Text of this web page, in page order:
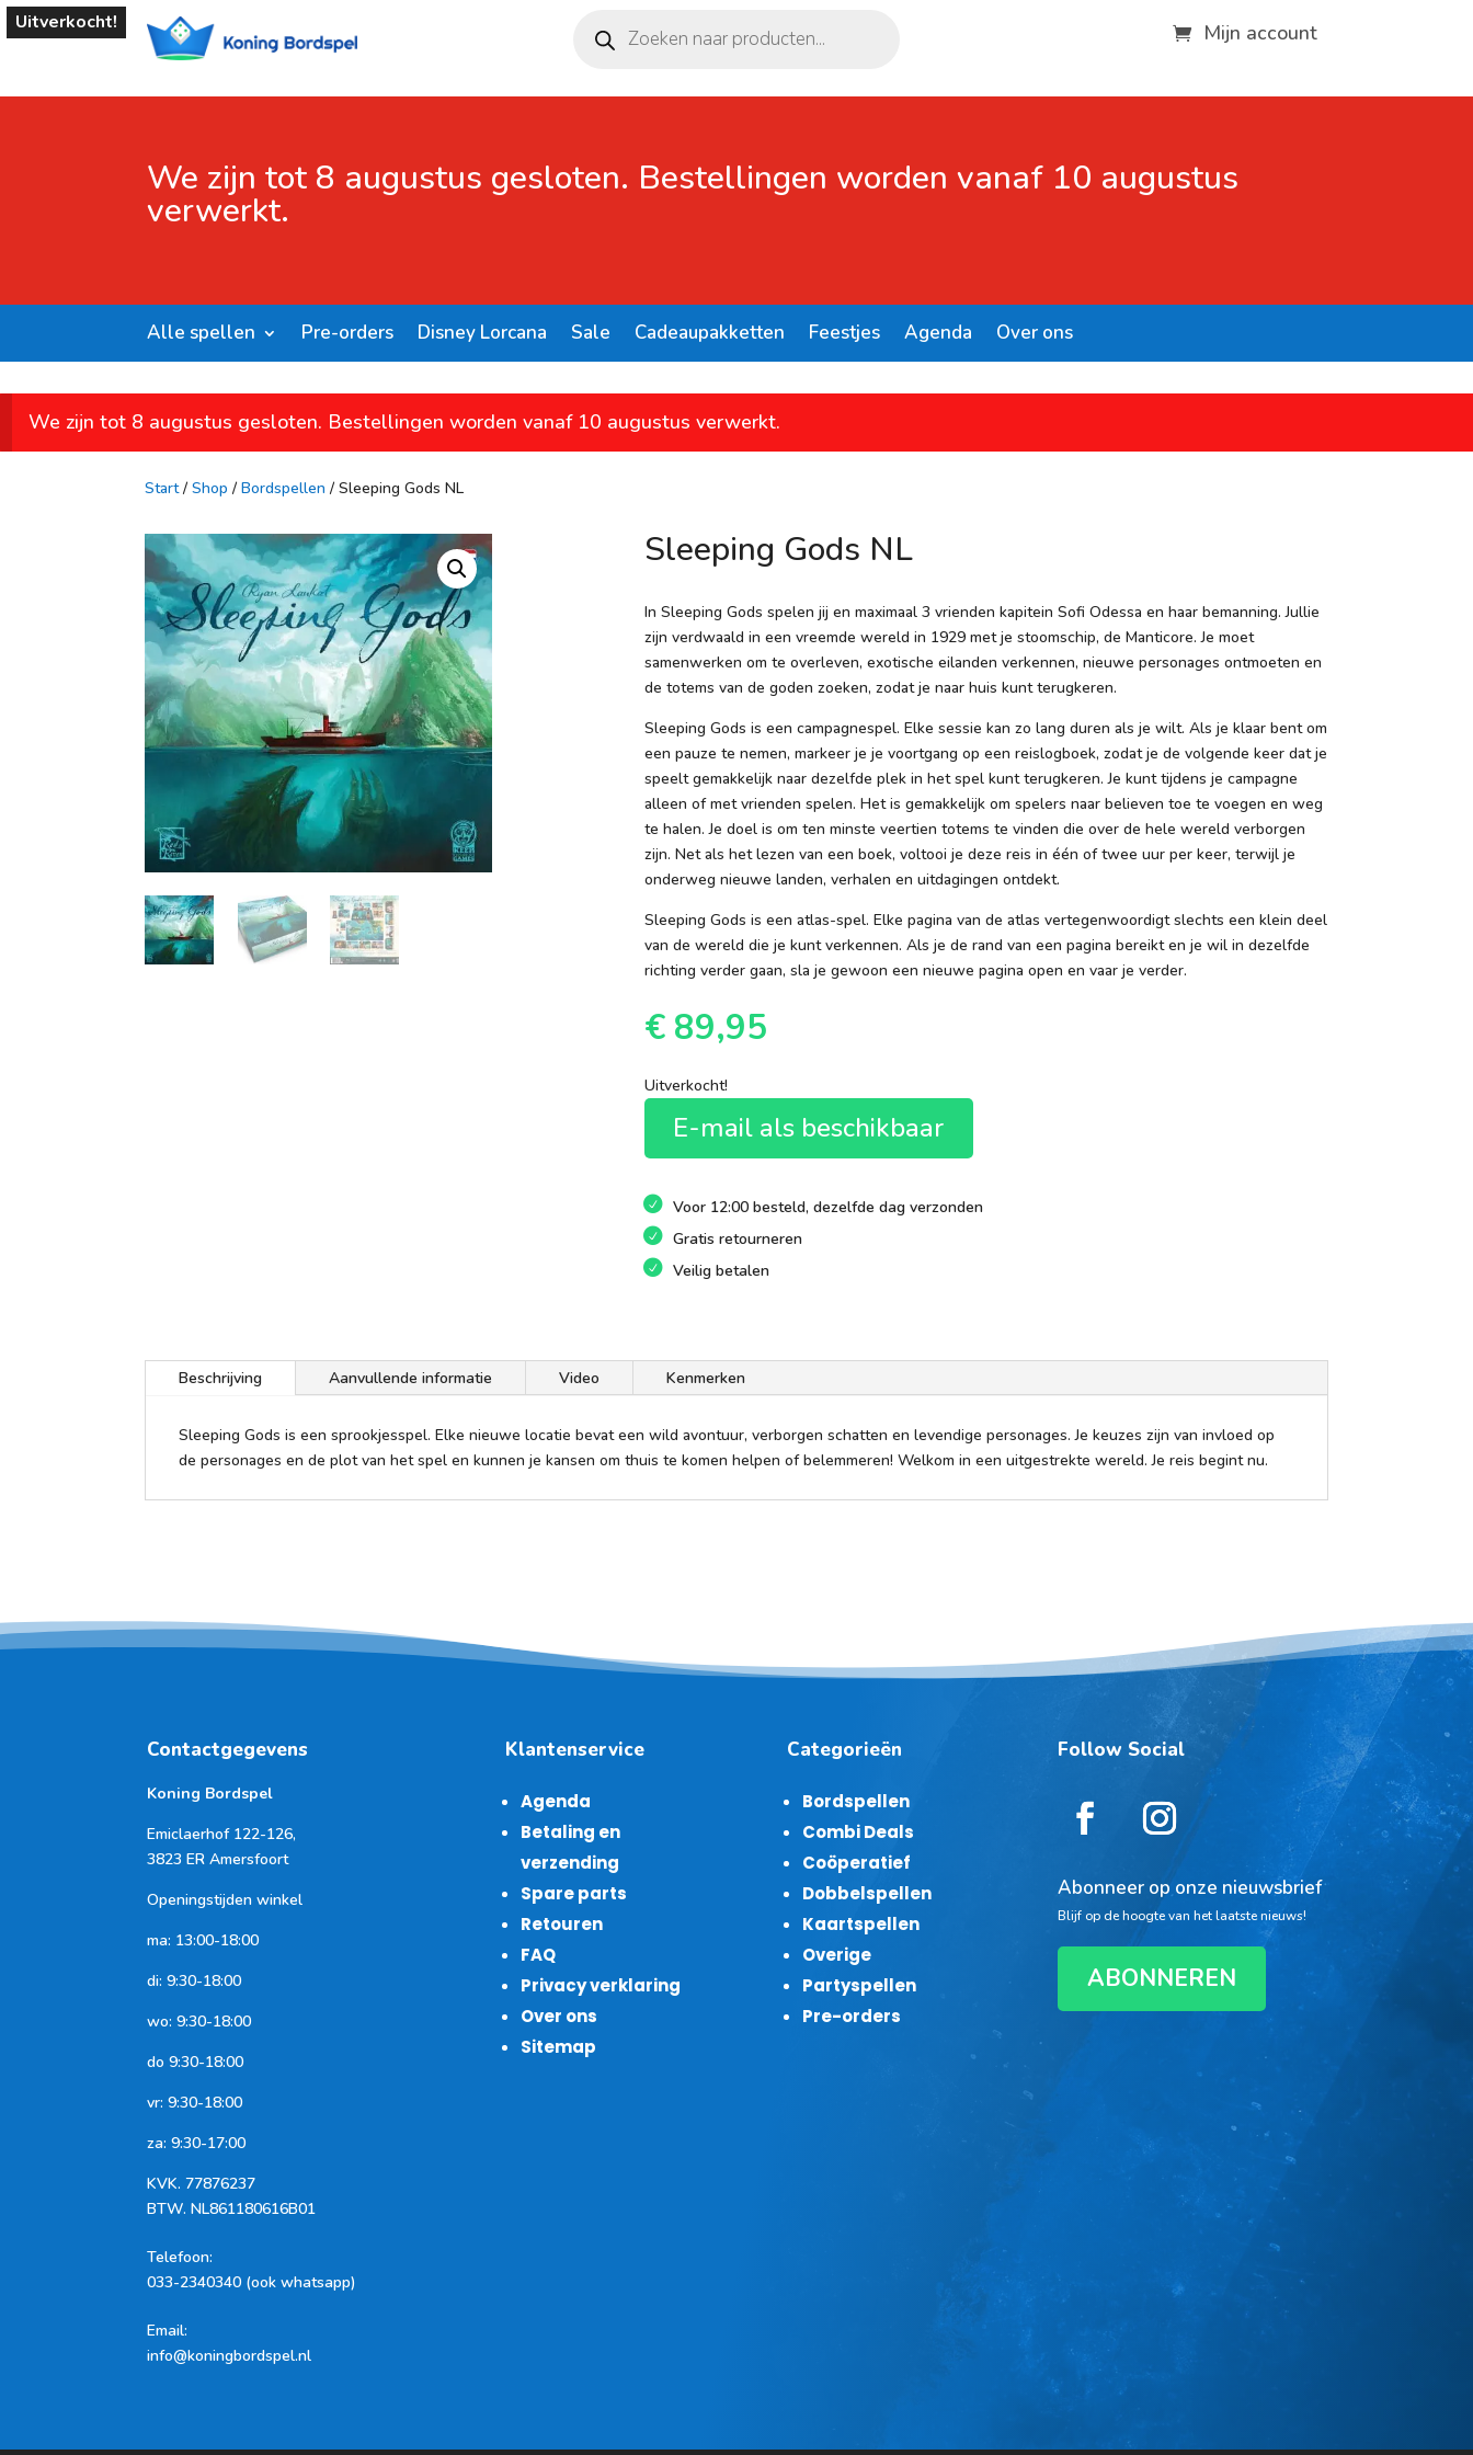
zoeken Mijn account
We zijn tot 8 augustus gesloten. Bestellingen worden vanaf 10 augustus
verwerkt.
Alle spellen Pre-orders Disney Lorcana Sale Cadeaupakketten Feestjes Agenda Over ons
We zijn tot 8 augustus gesloten. Bestellingen worden vanaf 10 augustus verwerkt.
Uitverkocht!
Start/ Shop / Bordspellen / Sleeping Gods NL
Sleeping Gods NL
In Sleeping Gods spelen jij en maximaal 3 vrienden kapitein Sofi Odessa en haar bemanning. Jullie
zijn verdwaald in een vreemde wereld in 1929 met je stoomschip, de Manticore. Je moet
samenwerken om te overleven, exotische eilanden verkennen, nieuwe personages ontmoeten en
de totems van de goden zoeken, zodat je naar huis kunt terugkeren.
Sleeping Gods is een campagnespel. Elke sessie kan zo lang duren als je wilt. Als je klaar bent om
een ​​pauze te nemen, markeer je je voortgang op een reislogboek, zodat je de volgende keer dat je
speelt gemakkelijk naar dezelfde plek in het spel kunt terugkeren. Je kunt tijdens je campagne
alleen of met vrienden spelen. Het is gemakkelijk om spelers naar believen toe te voegen en weg
te halen. Je doel is om ten minste veertien totems te vinden die over de hele wereld verborgen
zijn. Net als het lezen van een boek, voltooi je deze reis in één of twee uur per keer, terwijl je
onderweg nieuwe landen, verhalen en uitdagingen ontdekt.
Sleeping Gods is een atlas-spel. Elke pagina van de atlas vertegenwoordigt slechts een klein deel
van de wereld die je kunt verkennen. Als je de rand van een pagina bereikt en je wil in dezelfde
richting verder gaan, sla je gewoon een nieuwe pagina open en vaar je verder.
€89,95
Uitverkocht!
E-mail als beschikbaar
Voor 12:00 besteld, dezelfde dag verzonden
Gratis retourneren
Veilig betalen
Beschrijving Aanvullende informatie Video Kenmerken
Sleeping Gods is een sprookjesspel. Elke nieuwe locatie bevat een wild avontuur, verborgen schatten en levendige personages. Je keuzes zijn van invloed op
de personages en de plot van het spel en kunnen je kansen om thuis te komen helpen of belemmeren! Welkom in een uitgestrekte wereld. Je reis begint nu.
Contactgegevens
Koning Bordspel
Emiclaerhof 122-126,
3823 ER Amersfoort
Openingstijden winkel
ma: 13:00-18:00
di: 9:30-18:00
wo: 9:30-18:00
do 9:30-18:00
vr: 9:30-18:00
za: 9:30-17:00
KVK. 77876237
BTW. NL861180616B01
Telefoon:
033-2340340 (ook whatsapp)
Email:
info@koningbordspel.nl
Klantenservice
Agenda
Betaling en
verzending
Spare parts
Retouren
FAQ
Privacy verklaring
Over ons
Sitemap
Categorieën
Bordspellen
Combi Deals
Coöperatief
Dobbelspellen
Kaartspellen
Overige
Partyspellen
Pre-orders
Follow Social
Abonneer op onze nieuwsbrief
Blijf op de hoogte van het laatste nieuws!
ABONNEREN